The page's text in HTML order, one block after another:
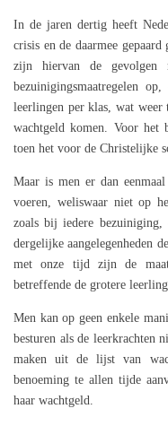
In de jaren dertig heeft
crisis en de daarmee
zijn hiervan de gevolgen
bezuinigingsmaatregelen
leerlingen per klas, wat
wachtgeld komen. Voor het
toen het voor de Christelijke
Maar is men er dan
voeren, weliswaar niet op
zoals bij iedere
dergelijke aangelegenheden
met onze tijd zijn de
betreffende de grotere
Men kan op geen enkele
besturen als de leerkrachten
maken uit de lijst van
benoeming te allen tijde
haar wachtgeld.